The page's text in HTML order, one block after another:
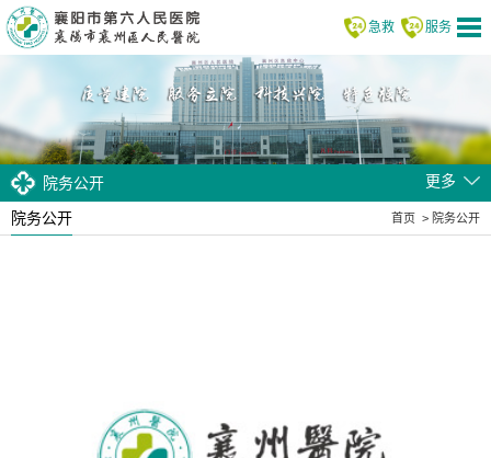
急救 服务
院务公开 更多
院务公开 首页 > 院务公开